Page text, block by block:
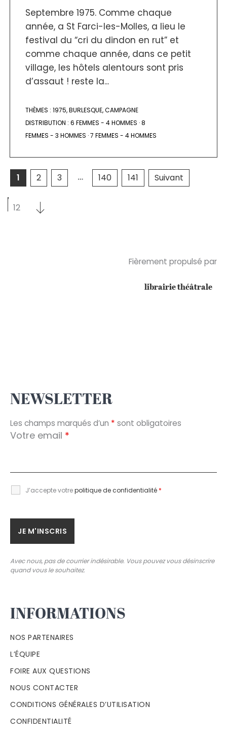
Septembre 1975. Comme chaque
année, a St Farci-les-Molles, a lieu le
festival du “cri du dindon en rut” et
comme chaque année, dans ce petit
village, les hôtels alentours sont pris
d’assaut ! reste la...
THÈMES : 1975,BURLESQUE,CAMPAGNE
DISTRIBUTION : 6 FEMMES - 4 HOMMES ·8
FEMMES - 3 HOMMES ·7 FEMMES - 4 HOMMES
1 2 3 … 140 141 Suivant
Sélectionnez un nombre par page
12
Sélectionnez un nombre par page
Fièrement propulsé par
librairie théâtrale
NEWSLETTER
Les champs marqués d’un * sont obligatoires
Votre email *
J’accepte votrepolitique de confidentialité *
Avec nous, pas de courrier indésirable. Vous pouvez vous désinscrire
quand vous le souhaitez.
INFORMATIONS
NOS PARTENAIRES
L’ÉQUIPE
FOIRE AUX QUESTIONS
NOUS CONTACTER
CONDITIONS GÉNÉRALES D’UTILISATION
CONFIDENTIALITÉ